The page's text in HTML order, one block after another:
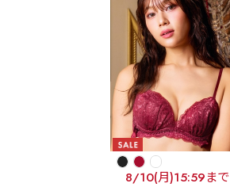
8/10(月)15:59まで